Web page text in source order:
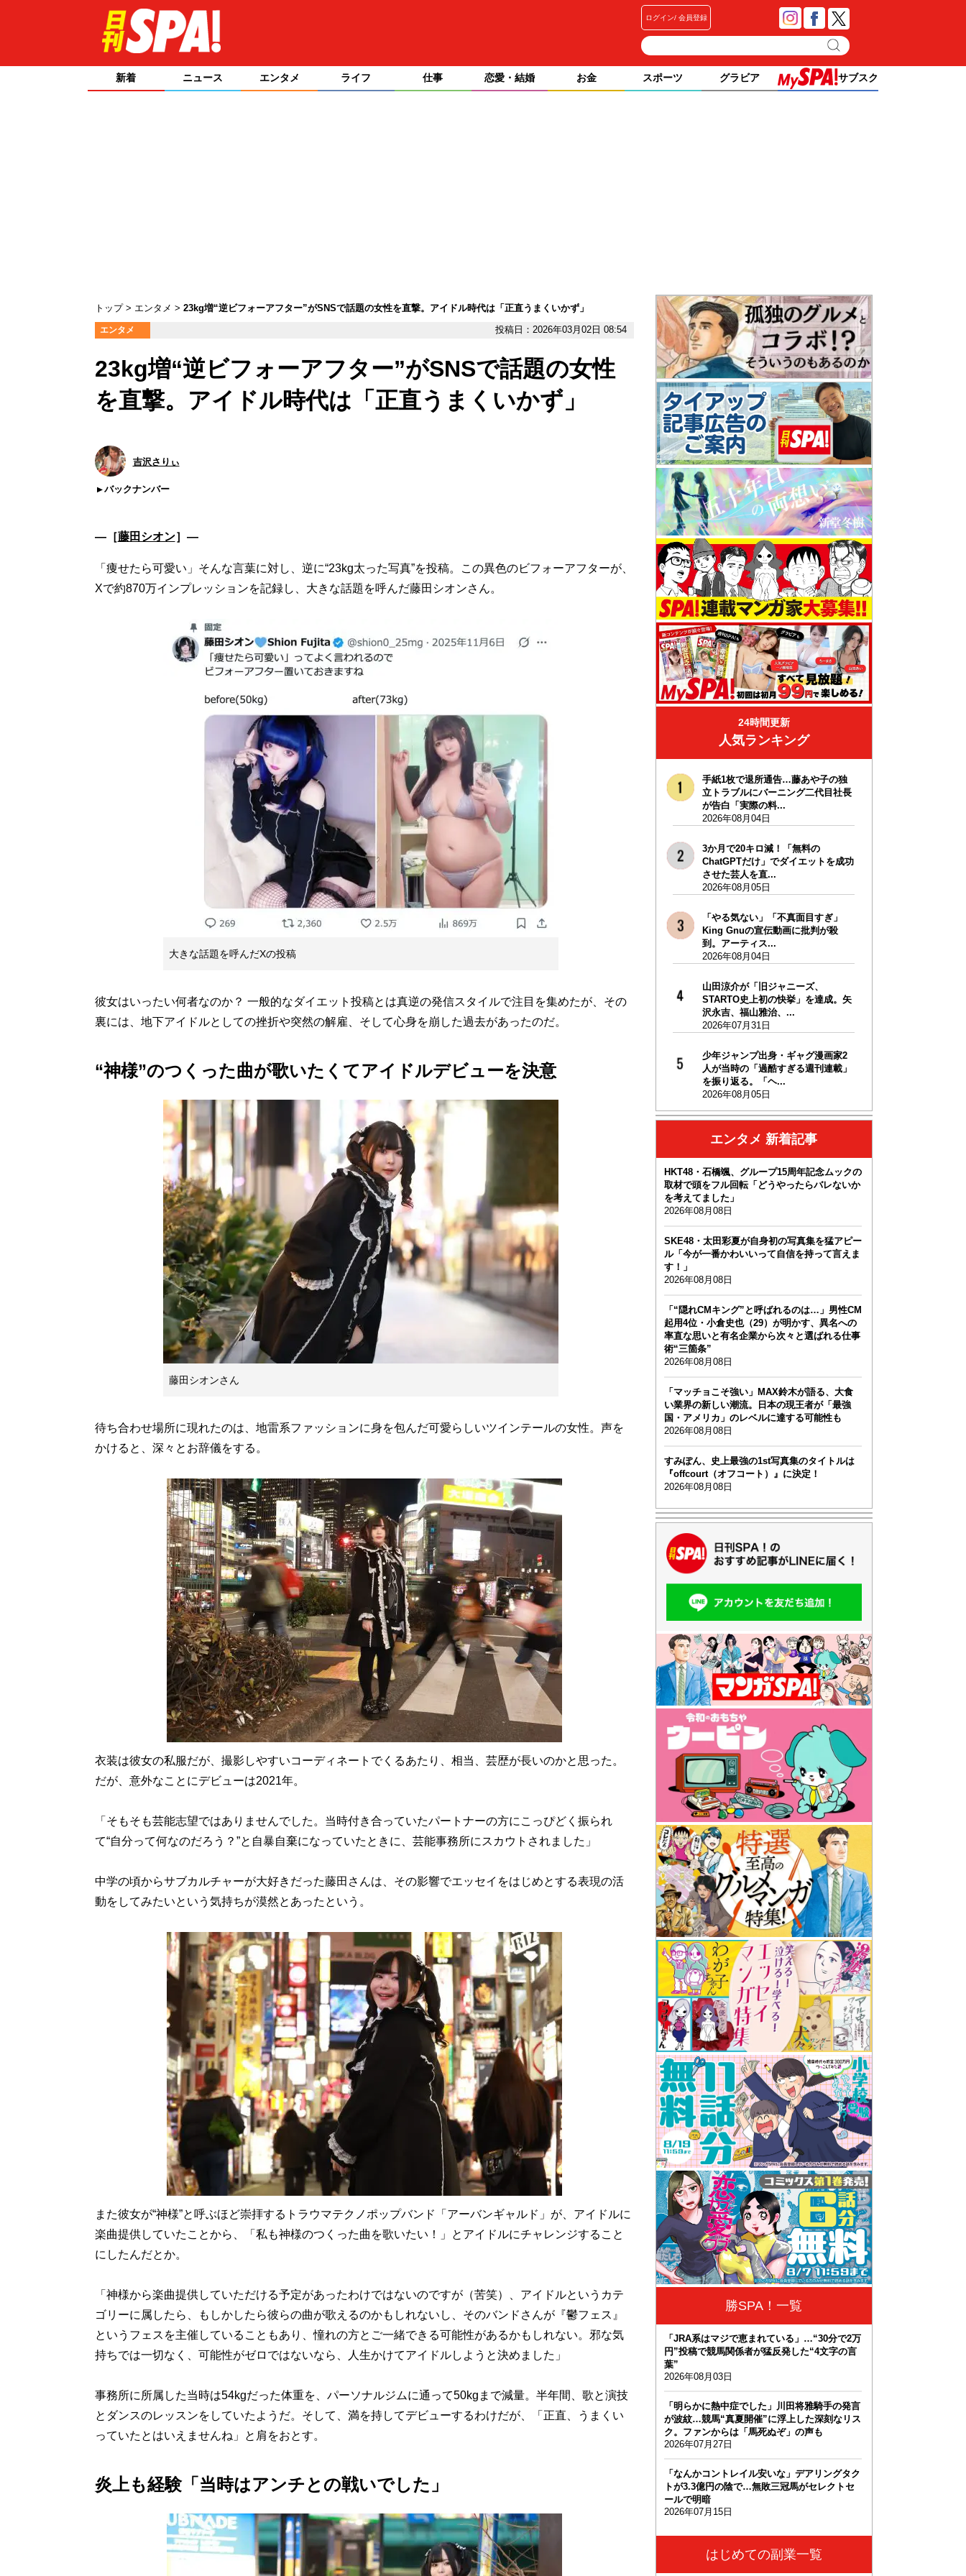
ログイン 会員登録
新着 ニュース エンタメ ライフ 仕事 恋愛・結婚 お金 スポーツ グラビア サブスク
トップ エンタメ 23kg増“逆ビフォーアフター”がSNSで話題の女性を直撃。アイドル時代は「正直うまくいかず」
エンタメ 投稿日：2026年03月02日 08:54
23kg増“逆ビフォーアフター”がSNSで話題の女性
を直撃。アイドル時代は「正直うまくいかず」
吉沢さりぃ
バックナンバー
―［藤田シオン］―
「痩せたら可愛い」そんな言葉に対し、逆に“23kg太った写真”を投稿。この異色のビフォーアフターが、
Xで約870万インプレッションを記録し、大きな話題を呼んだ藤田シオンさん。
大きな話題を呼んだXの投稿
彼女はいったい何者なのか？ 一般的なダイエット投稿とは真逆の発信スタイルで注目を集めたが、その
裏には、地下アイドルとしての挫折や突然の解雇、そして心身を崩した過去があったのだ。
“神様”のつくった曲が歌いたくてアイドルデビューを決意
藤田シオンさん
待ち合わせ場所に現れたのは、地雷系ファッションに身を包んだ可愛らしいツインテールの女性。声を
かけると、深々とお辞儀をする。
衣装は彼女の私服だが、撮影しやすいコーディネートでくるあたり、相当、芸歴が長いのかと思った。
だが、意外なことにデビューは2021年。
「そもそも芸能志望ではありませんでした。当時付き合っていたパートナーの方にこっぴどく振られ
て“自分って何なのだろう？”と自暴自棄になっていたときに、芸能事務所にスカウトされました」
中学の頃からサブカルチャーが大好きだった藤田さんは、その影響でエッセイをはじめとする表現の活
動をしてみたいという気持ちが漠然とあったという。
また彼女が“神様”と呼ぶほど崇拝するトラウマテクノポップバンド「アーバンギャルド」が、アイドルに
楽曲提供していたことから、「私も神様のつくった曲を歌いたい！」とアイドルにチャレンジすること
にしたんだとか。
「神様から楽曲提供していただける予定があったわけではないのですが（苦笑）、アイドルというカテ
ゴリーに属したら、もしかしたら彼らの曲が歌えるのかもしれないし、そのバンドさんが『鬱フェス』
というフェスを主催していることもあり、憧れの方とご一緒できる可能性があるかもしれない。邪な気
持ちでは一切なく、可能性がゼロではないなら、人生かけてアイドルしようと決めました」
事務所に所属した当時は54kgだった体重を、パーソナルジムに通って50kgまで減量。半年間、歌と演技
とダンスのレッスンをしていたようだ。そして、満を持してデビューするわけだが、「正直、うまくい
っていたとはいえませんね」と肩をおとす。
炎上も経験「当時はアンチとの戦いでした」
24時間更新
人気ランキング
手紙1枚で退所通告…藤あや子の独
立トラブルにバーニング二代目社長
が告白「実際の料...
2026年08月04日
3か月で20キロ減！「無料の
ChatGPTだけ」でダイエットを成功
させた芸人を直...
2026年08月05日
「やる気ない」「不真面目すぎ」
King Gnuの宣伝動画に批判が殺
到。アーティス...
2026年08月04日
山田涼介が「旧ジャニーズ、
STARTO史上初の快挙」を達成。矢
沢永吉、福山雅治、...
2026年07月31日
少年ジャンプ出身・ギャグ漫画家2
人が当時の「過酷すぎる週刊連載」
を振り返る。「ヘ...
2026年08月05日
エンタメ 新着記事
HKT48・石橋颯、グループ15周年記念ムックの
取材で頭をフル回転「どうやったらバレないか
を考えてました」
2026年08月08日
SKE48・太田彩夏が自身初の写真集を猛アピー
ル「今が一番かわいいって自信を持って言えま
す！」
2026年08月08日
「“隠れCMキング”と呼ばれるのは…」男性CM
起用4位・小倉史也（29）が明かす、異名への
率直な思いと有名企業から次々と選ばれる仕事
術“三箇条”
2026年08月08日
「マッチョこそ強い」MAX鈴木が語る、大食
い業界の新しい潮流。日本の現王者が「最強
国・アメリカ」のレベルに達する可能性も
2026年08月08日
すみぽん、史上最強の1st写真集のタイトルは
『offcourt（オフコート）』に決定！
2026年08月08日
勝SPA！一覧
「JRA系はマジで恵まれている」…“30分で2万
円”投稿で競馬関係者が猛反発した“4文字の言
葉”
2026年08月03日
「明らかに熱中症でした」川田将雅騎手の発言
が波紋…競馬“真夏開催”に浮上した深刻なリス
ク。ファンからは「馬死ぬぞ」の声も
2026年07月27日
「なんかコントレイル安いな」デアリングタク
トが3.3億円の陰で…無敗三冠馬がセレクトセ
ールで明暗
2026年07月15日
はじめての副業一覧